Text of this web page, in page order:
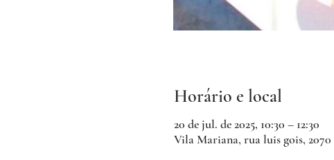
Horário e local
20 de jul. de 2025, 10:30 – 12:30
Vila Mariana, rua luis gois, 2070